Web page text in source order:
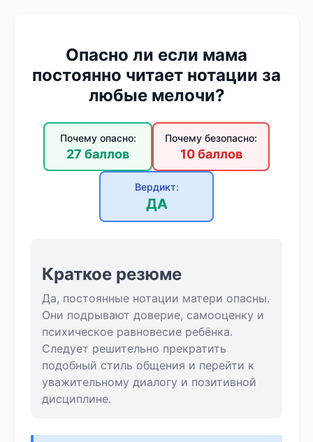
Опасно ли если мама
постоянно читает нотации за
любые мелочи?
Почему опасно:
27 баллов
Почему безопасно:
10 баллов
Вердикт:
ДА
Краткое резюме
Да, постоянные нотации матери опасны.
Они подрывают доверие, самооценку и
психическое равновесие ребёнка.
Следует решительно прекратить
подобный стиль общения и перейти к
уважительному диалогу и позитивной
дисциплине.